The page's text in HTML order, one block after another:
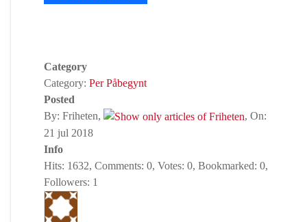
Category
Category: Per Påbegynt
Posted
By: Friheten,
, On:
21 jul 2018
Info
Hits: 1632, Comments: 0, Votes: 0, Bookmarked: 0,
Followers: 1